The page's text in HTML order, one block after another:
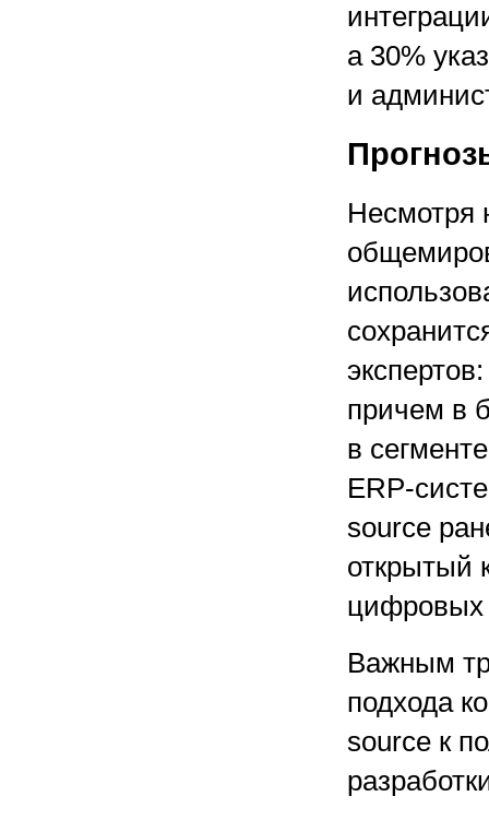
а 30%
и
Несмотря
причем в
в
ERP-
source
открытый
цифровых
Важным
подхода
source к